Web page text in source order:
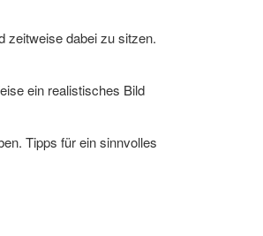
zeitweise dabei zu sitzen.
ein realistisches Bild
Tipps für ein sinnvolles